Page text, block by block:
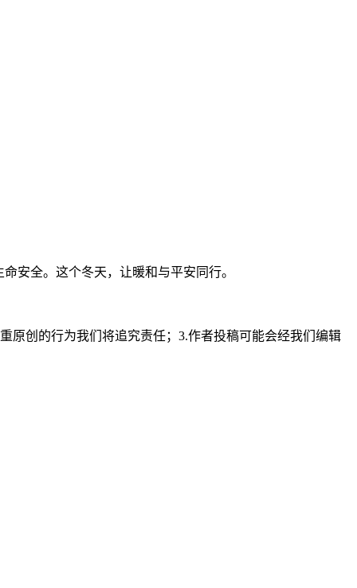
安全。这个冬天，让暖和与平安同行。
原创的行为我们将追究责任；3.作者投稿可能会经我们编辑